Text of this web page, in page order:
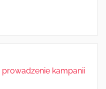
prowadzenie kampanii